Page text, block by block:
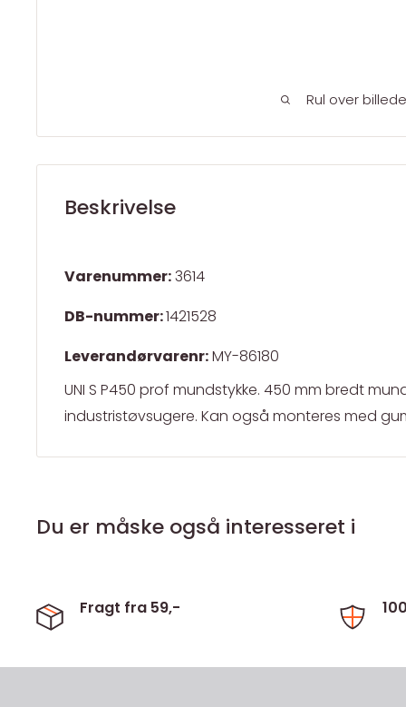
Rul over
Beskrivelse
Varenummer:3614
DB-nummer:1421528
Leverandørvarenr:MY-86180
UNI S P450 prof mundstykke. 450 mm bredt
industristøvsugere. Kan også monteres med
Du er måske også interesseret i
Fragt fra 59,-